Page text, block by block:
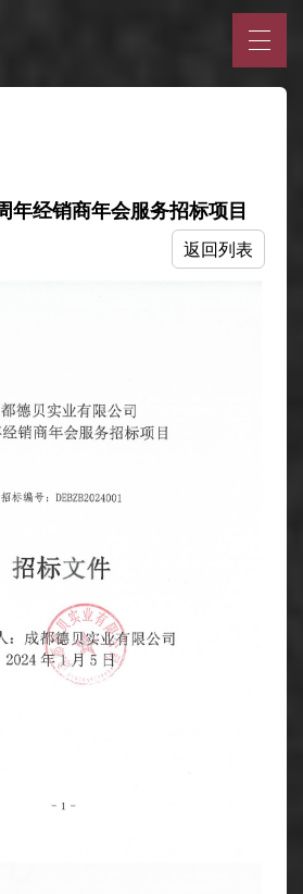
年经销商年会服务招标项目
返回列表